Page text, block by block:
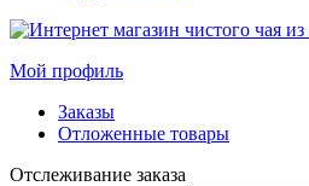
Мой профиль
Заказы
Отложенные товары
Отслеживание заказа